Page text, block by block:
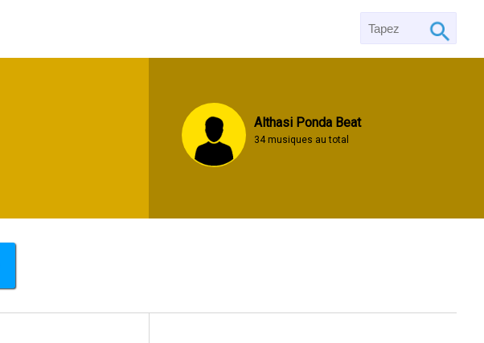
Althasi Ponda Beat
34 musiques au total